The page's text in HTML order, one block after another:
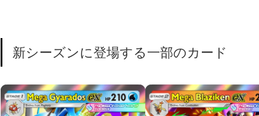
新シーズンに登場する一部のカード